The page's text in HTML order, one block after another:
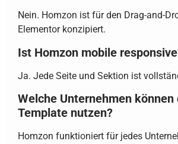
Nein. Homzon ist für den Drag-and-
Elementor konzipiert.
Ist Homzon mobile
Ja. Jede Seite und Sektion ist
Welche Unternehmen können
Template nutzen?
Homzon funktioniert für jedes